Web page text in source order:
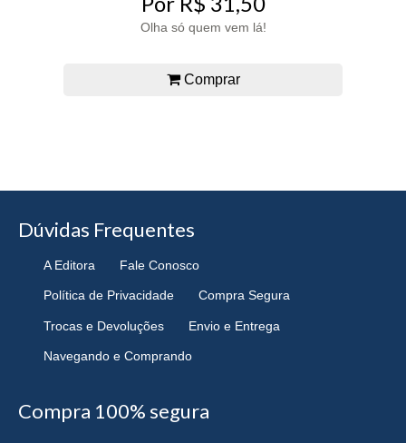
Olha só quem vem lá!
Comprar
Dúvidas Frequentes
A Editora Fale Conosco
Política de Privacidade Compra Segura
Trocas e Devoluções Envio e Entrega
Navegando e Comprando
Compra 100% segura